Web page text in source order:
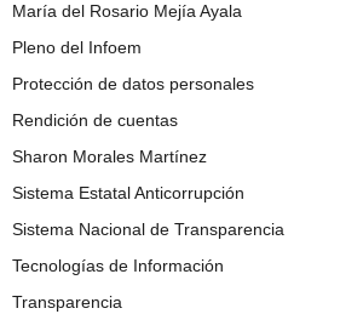
María del Rosario Mejía Ayala
Pleno del Infoem
Protección de datos personales
Rendición de cuentas
Sharon Morales Martínez
Sistema Estatal Anticorrupción
Sistema Nacional de Transparencia
Tecnologías de Información
Transparencia